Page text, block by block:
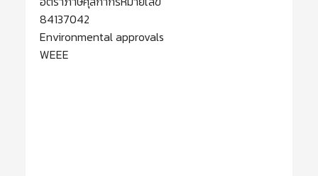
84137042
Environmental approvals
WEEE